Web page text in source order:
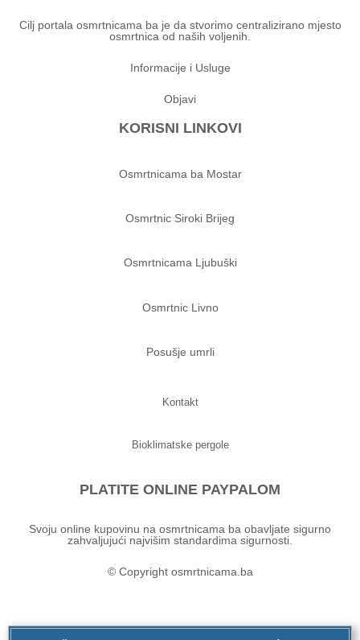
Cilj portala osmrtnicama ba je da stvorimo centralizirano mjesto
osmrtnica od naših voljenih.
Informacije i Usluge
Objavi
KORISNI LINKOVI
Osmrtnicama ba Mostar
Osmrtnic Siroki Brijeg
Osmrtnicama Ljubuški
Osmrtnic Livno
Posušje umrli
Kontakt
Bioklimatske pergole
PLATITE ONLINE PAYPALOM
Svoju online kupovinu na osmrtnicama ba obavljate sigurno
zahvaljujući najvišim standardima sigurnosti.
© Copyright osmrtnicama.ba